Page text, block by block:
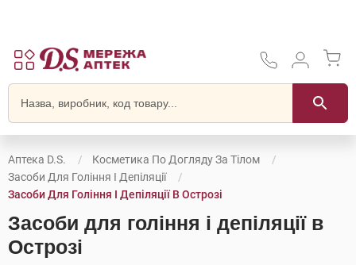
Аптека D.S.
Косметика По Догляду За Тілом
Засоби Для Гоління І Депіляції
Засоби Для Гоління І Депіляції В Острозі
Засоби для гоління і депіляції в
Острозі